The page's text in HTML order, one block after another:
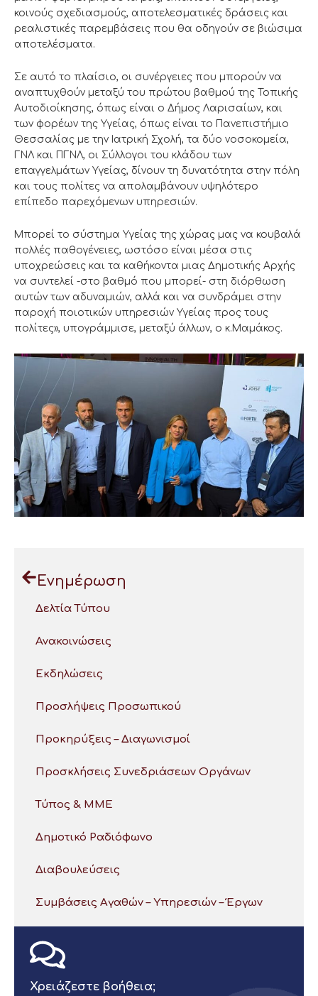
κοινούς σχεδιασμούς, αποτελεσματικές δράσεις και
ρεαλιστικές παρεμβάσεις που θα οδηγούν σε βιώσιμα
αποτελέσματα.
Σε αυτό το πλαίσιο, οι συνέργειες που μπορούν να
αναπτυχθούν μεταξύ του πρώτου βαθμού της Τοπικής
Αυτοδιοίκησης, όπως είναι ο Δήμος Λαρισαίων, και
των φορέων της Υγείας, όπως είναι το Πανεπιστήμιο
Θεσσαλίας με την Ιατρική Σχολή, τα δύο νοσοκομεία,
ΓΝΛ και ΠΓΝΛ, οι Σύλλογοι του κλάδου των
επαγγελμάτων Υγείας, δίνουν τη δυνατότητα στην πόλη
και τους πολίτες να απολαμβάνουν υψηλότερο
επίπεδο παρεχόμενων υπηρεσιών.
Μπορεί το σύστημα Υγείας της χώρας μας να κουβαλά
πολλές παθογένειες, ωστόσο είναι μέσα στις
υποχρεώσεις και τα καθήκοντα μιας Δημοτικής Αρχής
να συντελεί -στο βαθμό που μπορεί- στη διόρθωση
αυτών των αδυναμιών, αλλά και να συνδράμει στην
παροχή ποιοτικών υπηρεσιών Υγείας προς τους
πολίτες», υπογράμμισε, μεταξύ άλλων, ο κ.Μαμάκος.
Ενημέρωση
Δελτία Τύπου
Ανακοινώσεις
Εκδηλώσεις
Προσλήψεις Προσωπικού
Προκηρύξεις – Διαγωνισμοί
Προσκλήσεις Συνεδριάσεων Οργάνων
Τύπος & ΜΜΕ
Δημοτικό Ραδιόφωνο
Διαβουλεύσεις
Συμβάσεις Αγαθών – Υπηρεσιών – Έργων
Χρειάζεστε βοήθεια;